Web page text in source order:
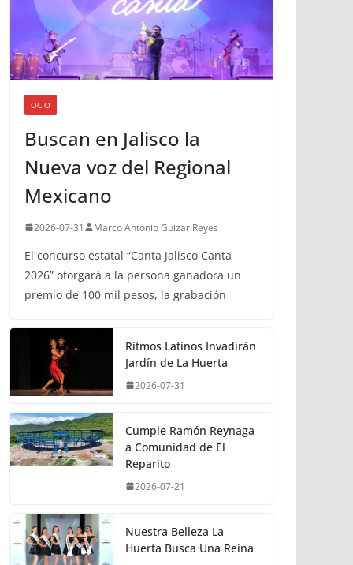
OCIO
Buscan en Jalisco la
Nueva voz del Regional
Mexicano
2026-07-31 Marco Antonio Guizar Reyes
El concurso estatal “Canta Jalisco Canta
2026” otorgará a la persona ganadora un
premio de 100 mil pesos, la grabación
Ritmos Latinos Invadirán
Jardín de La Huerta
2026-07-31
Cumple Ramón Reynaga
a Comunidad de El
Reparito
2026-07-21
Nuestra Belleza La
Huerta Busca Una Reina